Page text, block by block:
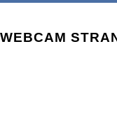
WEBCAM